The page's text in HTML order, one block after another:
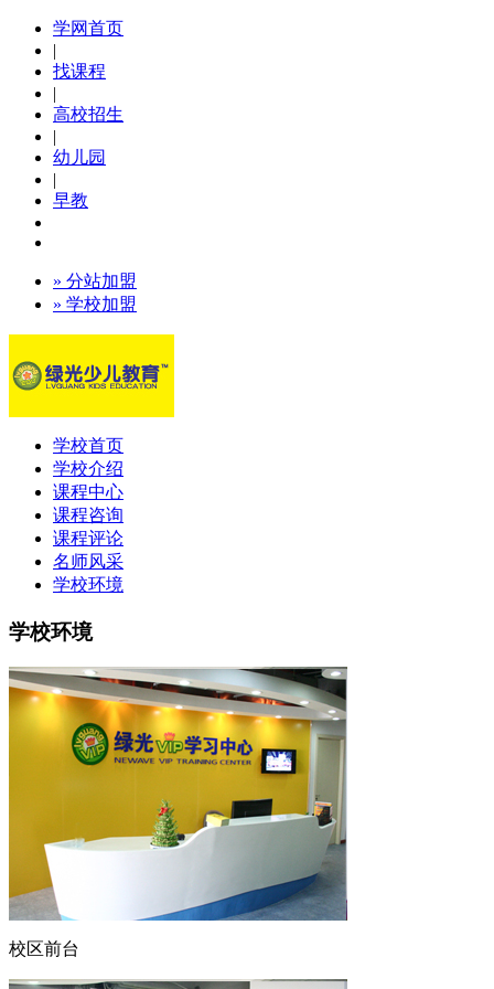
学网首页
|
找课程
|
高校招生
|
幼儿园
|
早教
» 分站加盟
» 学校加盟
学校首页
学校介绍
课程中心
课程咨询
课程评论
名师风采
学校环境
学校环境
校区前台